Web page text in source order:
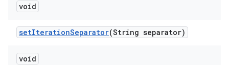
void
setIterationSeparator(String separator)
void